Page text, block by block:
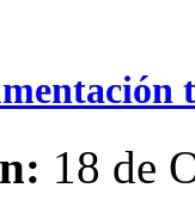
18 de